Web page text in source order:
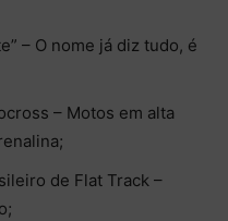
– O nome já diz tudo, é
– Motos em alta
de Flat Track –